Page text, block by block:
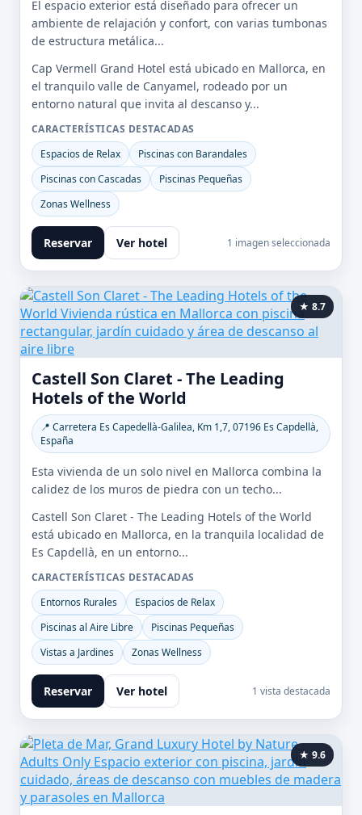
El espacio exterior está diseñado para ofrecer un
ambiente de relajación y confort, con varias tumbonas
de estructura metálica...
Cap Vermell Grand Hotel está ubicado en Mallorca, en
el tranquilo valle de Canyamel, rodeado por un
entorno natural que invita al descanso y...
CARACTERÍSTICAS DESTACADAS
Espacios de Relax
Piscinas con Barandales
Piscinas con Cascadas
Piscinas Pequeñas
Zonas Wellness
Reservar Ver hotel 1 imagen seleccionada
★ 8.7
Castell Son Claret - The Leading
Hotels of the World
📍 Carretera Es Capedellà-Galilea, Km 1,7, 07196 Es Capdellà,
España
Esta vivienda de un solo nivel en Mallorca combina la
calidez de los muros de piedra con un techo...
Castell Son Claret - The Leading Hotels of the World
está ubicado en Mallorca, en la tranquila localidad de
Es Capdellà, en un entorno...
CARACTERÍSTICAS DESTACADAS
Entornos Rurales
Espacios de Relax
Piscinas al Aire Libre
Piscinas Pequeñas
Vistas a Jardines
Zonas Wellness
Reservar Ver hotel 1 vista destacada
★ 9.6